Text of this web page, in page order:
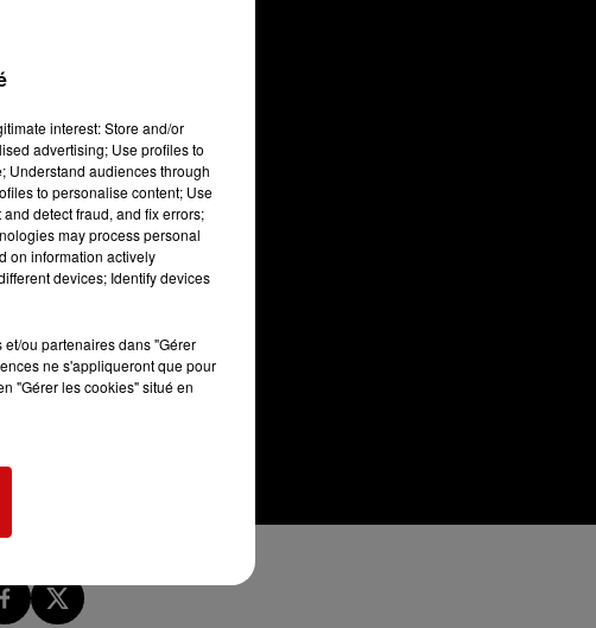
interest: Store and/or
advertising; Use profiles to
Understand audiences through
to personalise content; Use
detect fraud, and fix errors;
may process personal
on information actively
devices; Identify devices
ou partenaires dans "Gérer
ne s'appliqueront que pour
"Gérer les cookies" situé en